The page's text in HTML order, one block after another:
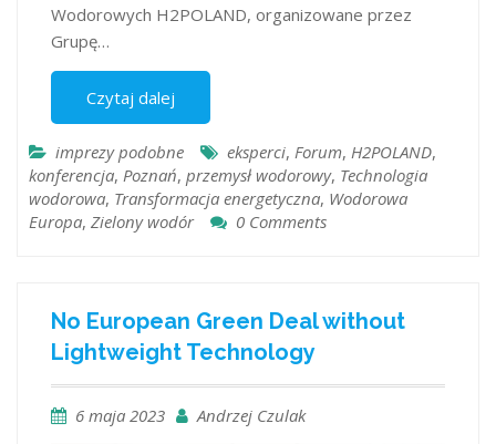
Wodorowych H2POLAND, organizowane przez
Grupę…
Czytaj dalej
imprezy podobne eksperci, Forum, H2POLAND,
konferencja, Poznań, przemysł wodorowy, Technologia
wodorowa, Transformacja energetyczna, Wodorowa
Europa, Zielony wodór 0 Comments
No European Green Deal without
Lightweight Technology
6 maja 2023 Andrzej Czulak